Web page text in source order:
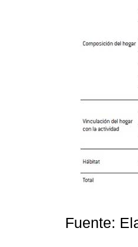
Fuente: